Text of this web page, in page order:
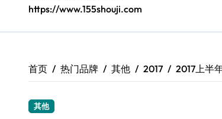
vivo S50 Pro mini来袭：小屏
荣耀ROBOT PHONE：智领生
iPhone 17e重磅来袭：性能配
https://www.155shouji.com
首页 热门品牌 其他 2017 2017上半
其他